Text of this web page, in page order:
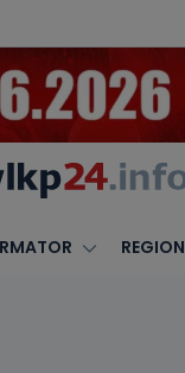
REGION